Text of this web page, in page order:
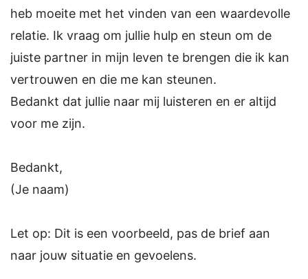
heb moeite met het vinden van een waardevolle
relatie. Ik vraag om jullie hulp en steun om de
juiste partner in mijn leven te brengen die ik kan
vertrouwen en die me kan steunen.
Bedankt dat jullie naar mij luisteren en er altijd
voor me zijn.
Bedankt,
(Je naam)
Let op: Dit is een voorbeeld, pas de brief aan
naar jouw situatie en gevoelens.